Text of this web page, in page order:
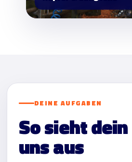
DEINE AUFGABEN
So sieht
uns aus